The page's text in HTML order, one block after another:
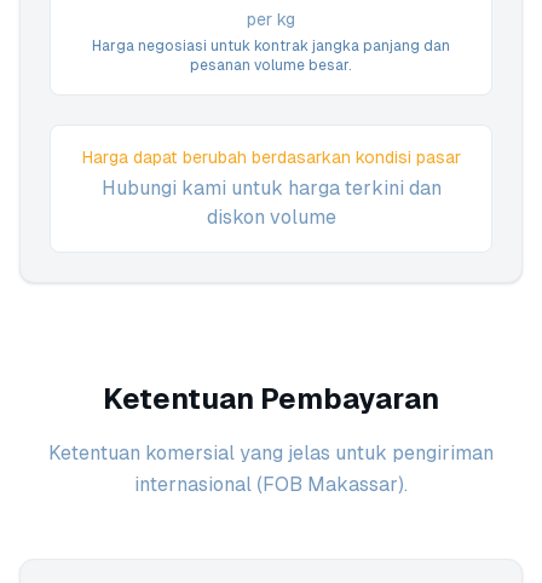
per kg
Harga negosiasi untuk kontrak jangka panjang dan
pesanan volume besar.
Harga dapat berubah berdasarkan kondisi pasar
Hubungi kami untuk harga terkini dan
diskon volume
Ketentuan Pembayaran
Ketentuan komersial yang jelas untuk pengiriman
internasional (FOB Makassar).